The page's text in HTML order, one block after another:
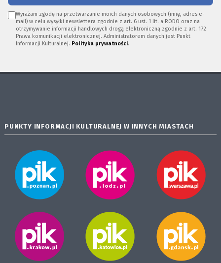
Wyrażam zgodę na przetwarzanie moich danych osobowych (imię, adres e-
mail) w celu wysyłki newslettera zgodnie z art. 6 ust. 1 lit. a RODO oraz na
otrzymywanie informacji handlowych drogą elektroniczną zgodnie z art. 172
Prawa komunikacji elektronicznej. Administratorem danych jest Punkt
Informacji Kulturalnej. Polityka prywatności.
PUNKTY INFORMACJI KULTURALNEJ W INNYCH MIASTACH